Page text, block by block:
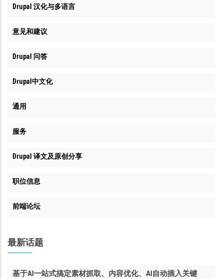
Drupal 汉化与多语言
意见和建议
Drupal 问答
Drupal中文化
通用
服务
Drupal 译文及原创分享
职位信息
前端论坛
最新话题
基于AI一站式搞定素材抓取、内容优化、AI自动插入关键